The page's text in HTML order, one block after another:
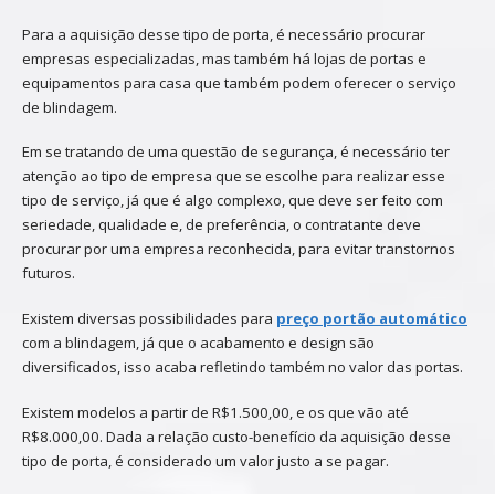
Para a aquisição desse tipo de porta, é necessário procurar
empresas especializadas, mas também há lojas de portas e
equipamentos para casa que também podem oferecer o serviço
de blindagem.
Em se tratando de uma questão de segurança, é necessário ter
atenção ao tipo de empresa que se escolhe para realizar esse
tipo de serviço, já que é algo complexo, que deve ser feito com
seriedade, qualidade e, de preferência, o contratante deve
procurar por uma empresa reconhecida, para evitar transtornos
futuros.
Existem diversas possibilidades para preço portão automático
com a blindagem, já que o acabamento e design são
diversificados, isso acaba refletindo também no valor das portas.
Existem modelos a partir de R$1.500,00, e os que vão até
R$8.000,00. Dada a relação custo-benefício da aquisição desse
tipo de porta, é considerado um valor justo a se pagar.